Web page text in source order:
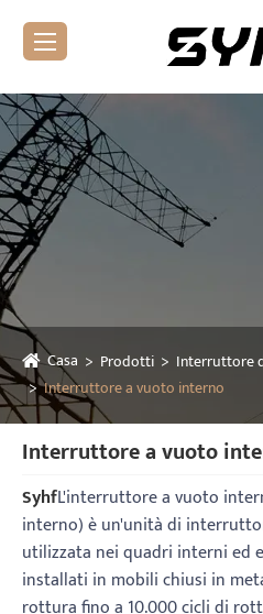
Casa Prodotti
Interruttore
Interruttore a vuoto interno
Interruttore a vuoto
SyhfL'interruttore a vuoto
interno) è un'unità di
utilizzata nei quadri interni ed
installati in mobili chiusi in